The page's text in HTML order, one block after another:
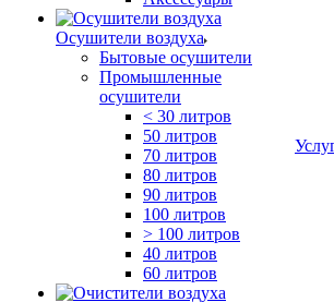
Осушители воздуха
Бытовые осушители
Промышленные
осушители
< 30 литров
50 литров
70 литров
80 литров
90 литров
100 литров
> 100 литров
40 литров
60 литров